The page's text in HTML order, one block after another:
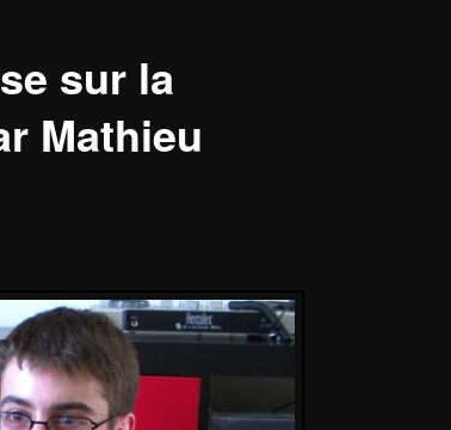
sur la
Mathieu